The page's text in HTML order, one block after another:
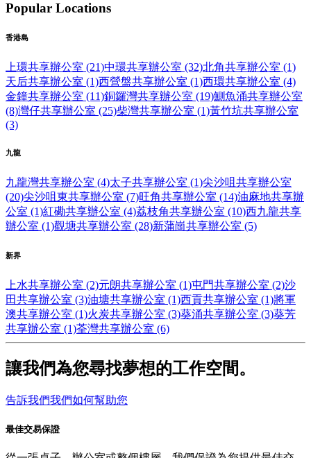
Popular Locations
香港島
上環共享辦公室 (21)中環共享辦公室 (32)北角共享辦公室 (1)
天后共享辦公室 (1)西營盤共享辦公室 (1)西環共享辦公室 (4)
金鐘共享辦公室 (11)銅鑼灣共享辦公室 (19)鰂魚涌共享辦公室
(8)灣仔共享辦公室 (25)柴灣共享辦公室 (1)黃竹坑共享辦公室
(3)
九龍
九龍灣共享辦公室 (4)太子共享辦公室 (1)尖沙咀共享辦公室
(20)尖沙咀東共享辦公室 (7)旺角共享辦公室 (14)油麻地共享辦
公室 (1)紅磡共享辦公室 (4)荔枝角共享辦公室 (10)西九龍共享
辦公室 (1)觀塘共享辦公室 (28)新蒲崗共享辦公室 (5)
新界
上水共享辦公室 (2)元朗共享辦公室 (1)屯門共享辦公室 (2)沙
田共享辦公室 (3)油塘共享辦公室 (1)西貢共享辦公室 (1)將軍
澳共享辦公室 (1)火炭共享辦公室 (3)葵涌共享辦公室 (3)葵芳
共享辦公室 (1)荃灣共享辦公室 (6)
讓我們為您尋找夢想的工作空間。
告訴我們我們如何幫助您
最佳交易保證